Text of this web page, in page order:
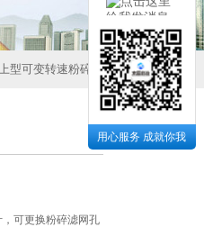
型可变转速粉碎机
，可更换粉碎滤网孔
用心服务 成就你我